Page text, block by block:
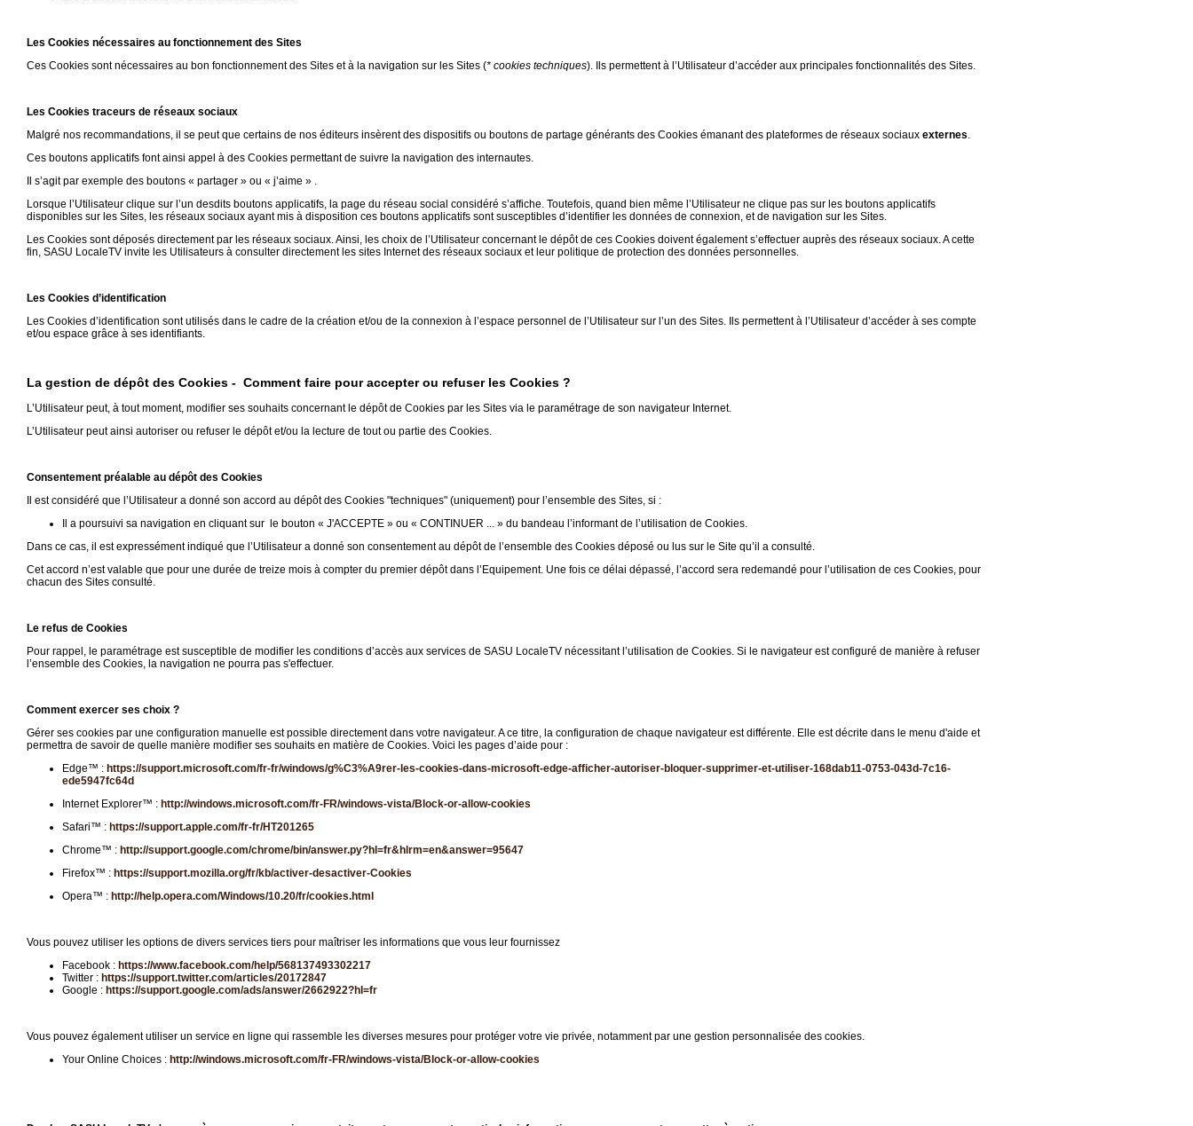
Les Cookies nécessaires au fonctionnement des Sites
Ces Cookies sont nécessaires au bon fonctionnement des Sites et à la navigation sur les Sites (* cookies techniques). Ils permettent à l’Utilisateur d’accéder aux principales fonctionnalités des Sites.
Les Cookies traceurs de réseaux sociaux
Malgré nos recommandations, il se peut que certains de nos éditeurs insèrent des dispositifs ou boutons de partage générants des Cookies émanant des plateformes de réseaux sociaux externes.
Ces boutons applicatifs font ainsi appel à des Cookies permettant de suivre la navigation des internautes.
Il s’agit par exemple des boutons « partager » ou « j’aime » .
Lorsque l’Utilisateur clique sur l’un desdits boutons applicatifs, la page du réseau social considéré s’affiche. Toutefois, quand bien même l’Utilisateur ne clique pas sur les boutons applicatifs
disponibles sur les Sites, les réseaux sociaux ayant mis à disposition ces boutons applicatifs sont susceptibles d’identifier les données de connexion, et de navigation sur les Sites.
Les Cookies sont déposés directement par les réseaux sociaux. Ainsi, les choix de l’Utilisateur concernant le dépôt de ces Cookies doivent également s’effectuer auprès des réseaux sociaux. A cette
fin, SASU LocaleTV invite les Utilisateurs à consulter directement les sites Internet des réseaux sociaux et leur politique de protection des données personnelles.
Les Cookies d’identification
Les Cookies d’identification sont utilisés dans le cadre de la création et/ou de la connexion à l’espace personnel de l’Utilisateur sur l’un des Sites. Ils permettent à l’Utilisateur d’accéder à ses compte
et/ou espace grâce à ses identifiants.
La gestion de dépôt des Cookies - Comment faire pour accepter ou refuser les Cookies ?
L’Utilisateur peut, à tout moment, modifier ses souhaits concernant le dépôt de Cookies par les Sites via le paramétrage de son navigateur Internet.
L’Utilisateur peut ainsi autoriser ou refuser le dépôt et/ou la lecture de tout ou partie des Cookies.
Consentement préalable au dépôt des Cookies
Il est considéré que l’Utilisateur a donné son accord au dépôt des Cookies "techniques" (uniquement) pour l’ensemble des Sites, si :
Il a poursuivi sa navigation en cliquant sur le bouton « J'ACCEPTE » ou « CONTINUER ... » du bandeau l’informant de l’utilisation de Cookies.
Dans ce cas, il est expressément indiqué que l’Utilisateur a donné son consentement au dépôt de l’ensemble des Cookies déposé ou lus sur le Site qu’il a consulté.
Cet accord n’est valable que pour une durée de treize mois à compter du premier dépôt dans l’Equipement. Une fois ce délai dépassé, l’accord sera redemandé pour l’utilisation de ces Cookies, pour
chacun des Sites consulté.
Le refus de Cookies
Pour rappel, le paramétrage est susceptible de modifier les conditions d’accès aux services de SASU LocaleTV nécessitant l’utilisation de Cookies. Si le navigateur est configuré de manière à refuser
l’ensemble des Cookies, la navigation ne pourra pas s'effectuer.
Comment exercer ses choix ?
Gérer ses cookies par une configuration manuelle est possible directement dans votre navigateur. A ce titre, la configuration de chaque navigateur est différente. Elle est décrite dans le menu d'aide et
permettra de savoir de quelle manière modifier ses souhaits en matière de Cookies. Voici les pages d’aide pour :
Edge™ : https://support.microsoft.com/fr-fr/windows/g%C3%A9rer-les-cookies-dans-microsoft-edge-afficher-autoriser-bloquer-supprimer-et-utiliser-168dab11-0753-043d-7c16-
ede5947fc64d
Internet Explorer™ : http://windows.microsoft.com/fr-FR/windows-vista/Block-or-allow-cookies
Safari™ : https://support.apple.com/fr-fr/HT201265
Chrome™ : http://support.google.com/chrome/bin/answer.py?hl=fr&hlrm=en&answer=95647
Firefox™ : https://support.mozilla.org/fr/kb/activer-desactiver-Cookies
Opera™ : http://help.opera.com/Windows/10.20/fr/cookies.html
Vous pouvez utiliser les options de divers services tiers pour maîtriser les informations que vous leur fournissez
Facebook : https://www.facebook.com/help/568137493302217
Twitter : https://support.twitter.com/articles/20172847
Google : https://support.google.com/ads/answer/2662922?hl=fr
Vous pouvez également utiliser un service en ligne qui rassemble les diverses mesures pour protéger votre vie privée, notamment par une gestion personnalisée des cookies.
Your Online Choices : http://windows.microsoft.com/fr-FR/windows-vista/Block-or-allow-cookies